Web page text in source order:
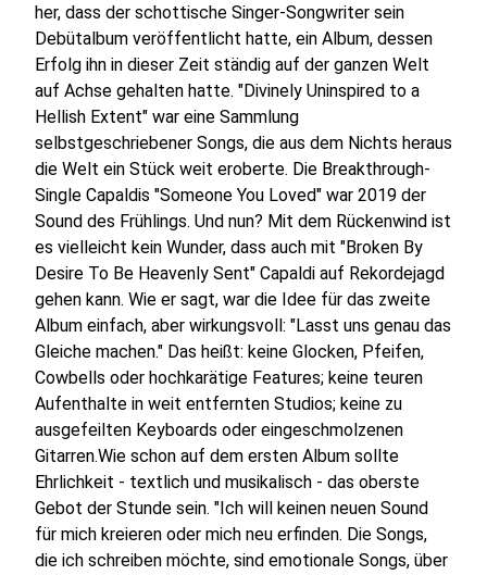
her, dass der schottische Singer-Songwriter sein
Debütalbum veröffentlicht hatte, ein Album, dessen
Erfolg ihn in dieser Zeit ständig auf der ganzen Welt
auf Achse gehalten hatte. "Divinely Uninspired to a
Hellish Extent" war eine Sammlung
selbstgeschriebener Songs, die aus dem Nichts heraus
die Welt ein Stück weit eroberte. Die Breakthrough-
Single Capaldis "Someone You Loved" war 2019 der
Sound des Frühlings. Und nun? Mit dem Rückenwind ist
es vielleicht kein Wunder, dass auch mit "Broken By
Desire To Be Heavenly Sent" Capaldi auf Rekordejagd
gehen kann. Wie er sagt, war die Idee für das zweite
Album einfach, aber wirkungsvoll: "Lasst uns genau das
Gleiche machen." Das heißt: keine Glocken, Pfeifen,
Cowbells oder hochkarätige Features; keine teuren
Aufenthalte in weit entfernten Studios; keine zu
ausgefeilten Keyboards oder eingeschmolzenen
Gitarren.Wie schon auf dem ersten Album sollte
Ehrlichkeit - textlich und musikalisch - das oberste
Gebot der Stunde sein. "Ich will keinen neuen Sound
für mich kreieren oder mich neu erfinden. Die Songs,
die ich schreiben möchte, sind emotionale Songs, über